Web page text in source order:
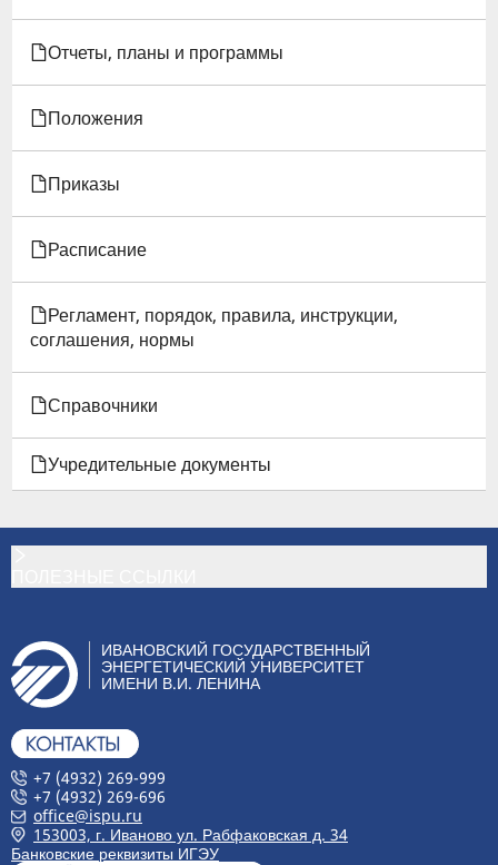
(ДИССЕРТАЦИИ)
НАУЧНОМ
ДОКЛАДЕ
АСПИРАНТОВ
Отчеты, планы и программы
Положения
Приказы
Расписание
Регламент, порядок, правила, инструкции,
соглашения, нормы
Справочники
Учредительные документы
ИВАНОВСКИЙ ГОСУДАРСТВЕННЫЙ
ЭНЕРГЕТИЧЕСКИЙ УНИВЕРСИТЕТ
ИМЕНИ В.И. ЛЕНИНА
+7 (4932) 269-999
+7 (4932) 269-696
office@ispu.ru
153003, г. Иваново ул. Рабфаковская д. 34
Банковские реквизиты ИГЭУ